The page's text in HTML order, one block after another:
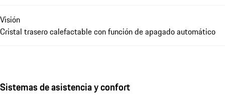
Visión
Cristal trasero calefactable con función de apagado automático
Sistemas de asistencia y confort